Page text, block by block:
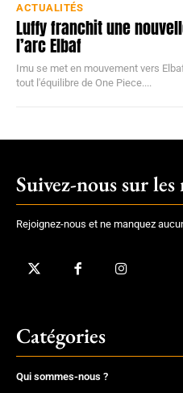
ACTUALITÉS
Luffy franchit une
l’arc Elbaf
Imu se met en mouvement vers
tout l'équilibre de One Piece....
Suivez-nous sur les
Rejoignez-nous et ne manquez
Catégories
Qui sommes-nous ?